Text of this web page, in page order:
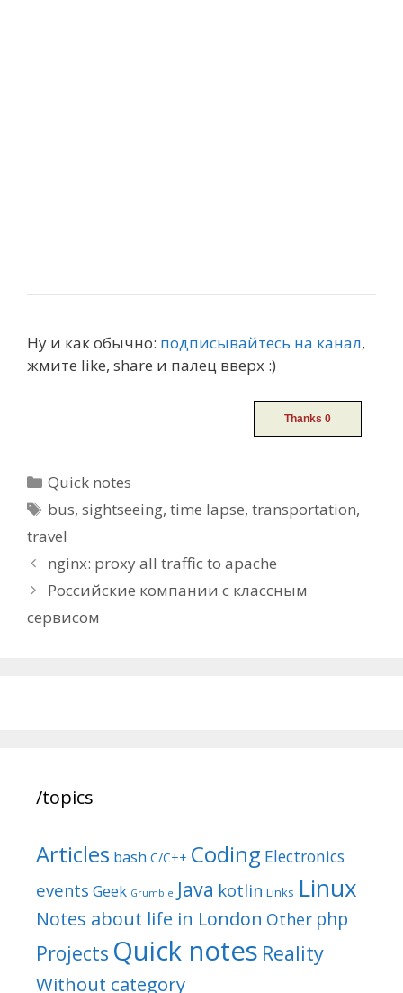
Ну и как обычно: подписывайтесь на канал,
жмите like, share и палец вверх :)
Categories
Quick notes
Tags
bus,sightseeing,time lapse,transportation,
travel
Post
navigation
nginx: proxy all traffic to apache
Российские компании с классным
сервисом
/topics
Articles bash C/C++ Coding Electronics
events Geek Grumble Java kotlin Links Linux
Notes about life in London Other php
Projects Quick notes Reality
Without category